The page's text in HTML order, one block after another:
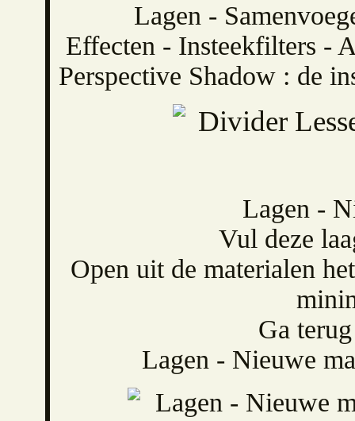
Lagen -
Effecten - Insteekfilters -
Perspective Shadow : de
Lagen -
Vul deze
Open uit de materialen
Ga
Lagen - Nieuwe